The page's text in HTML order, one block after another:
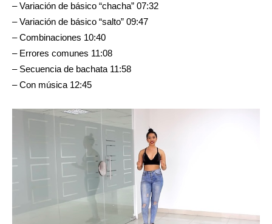
– Variación de básico “chacha” 07:32
– Variación de básico “salto” 09:47
– Combinaciones 10:40
– Errores comunes 11:08
– Secuencia de bachata 11:58
– Con música 12:45